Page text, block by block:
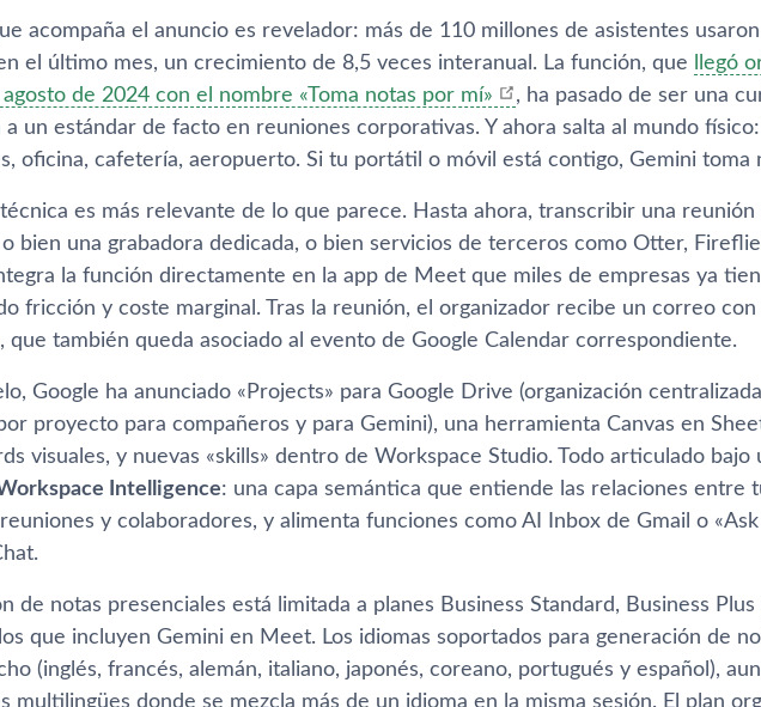
acompaña el anuncio es revelador: más de 110 millones de asistentes
el último mes, un crecimiento de 8,5 veces interanual. La función, que
llegó
de 2024 con el nombre «Toma notas por mí»
, ha pasado de ser una
a un estándar de facto en reuniones corporativas. Y ahora salta al mundo
oficina, cafetería, aeropuerto. Si tu portátil o móvil está contigo, Gemini toma
es más relevante de lo que parece. Hasta ahora, transcribir una reunión
bien una grabadora dedicada, o bien servicios de terceros como Otter,
la función directamente en la app de Meet que miles de empresas ya
fricción y coste marginal. Tras la reunión, el organizador recibe un correo con
que también queda asociado al evento de Google Calendar correspondiente.
Google ha anunciado «Projects» para Google Drive (organización
proyecto para compañeros y para Gemini), una herramienta Canvas en
visuales, y nuevas «skills» dentro de Workspace Studio. Todo articulado bajo
Intelligence: una capa semántica que entiende las relaciones entre
y colaboradores, y alimenta funciones como AI Inbox de Gmail o
de notas presenciales está limitada a planes Business Standard, Business
que incluyen Gemini en Meet. Los idiomas soportados para generación de
(inglés, francés, alemán, italiano, japonés, coreano, portugués y español),